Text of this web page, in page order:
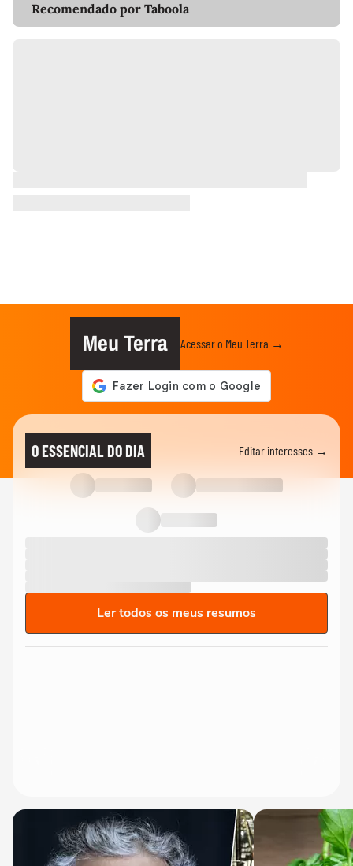
Recomendado por Taboola
Meu Terra Acessar o Meu Terra →
O ESSENCIAL DO DIA Editar interesses →
Ler todos os meus resumos